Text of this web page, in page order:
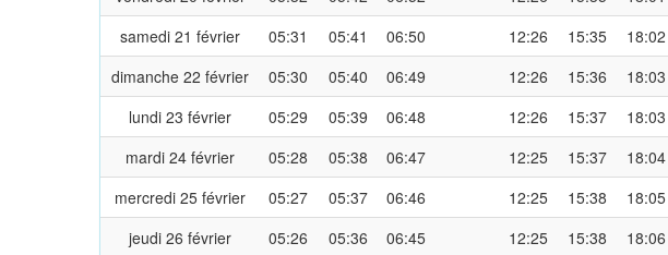
samedi 21 février
05:31 05:41 06:50 12:26 15:35 18:02
dimanche 22 février
05:30 05:40 06:49 12:26 15:36 18:03
lundi 23 février
05:29 05:39 06:48 12:26 15:37 18:03
mardi 24 février
05:28 05:38 06:47 12:25 15:37 18:04
mercredi 25 février
05:27 05:37 06:46 12:25 15:38 18:05
jeudi 26 février
05:26 05:36 06:45 12:25 15:38 18:06